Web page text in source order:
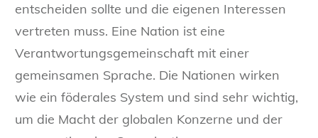
entscheiden sollte und die eigenen Interessen
vertreten muss. Eine Nation ist eine
Verantwortungsgemeinschaft mit einer
gemeinsamen Sprache. Die Nationen wirken
wie ein föderales System und sind sehr wichtig,
um die Macht der globalen Konzerne und der